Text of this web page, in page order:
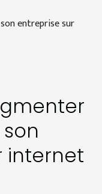
entreprise sur
internet